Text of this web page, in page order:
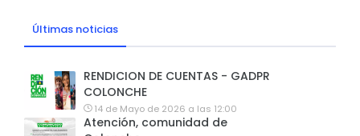
Últimas noticias
RENDICION DE CUENTAS - GADPR
COLONCHE
14 de Mayo de 2026 a las 12:00
Atención, comunidad de